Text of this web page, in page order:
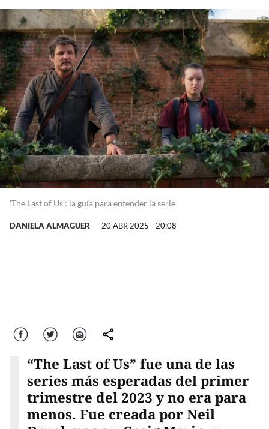
'The Last of Us': la guía para entender la serie
DANIELA ALMAGUER 20 ABR 2025 - 20:08
Facebook Twitter Correo comparte
“The Last of Us” fue una de las
series más esperadas del primer
trimestre del 2023 y no era para
menos. Fue creada por Neil